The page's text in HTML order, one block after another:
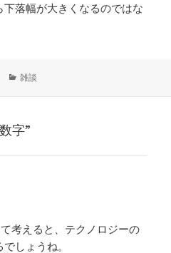
落幅が大きくなるのではな
カ
ー
雑談
字”
考えると、テクノロジーの
しょうね。